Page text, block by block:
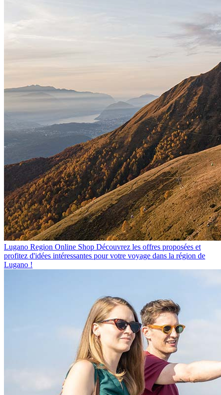
Lugano Region Online Shop Découvrez les offres proposées et
profitez d'idées intéressantes pour votre voyage dans la région de
Lugano !